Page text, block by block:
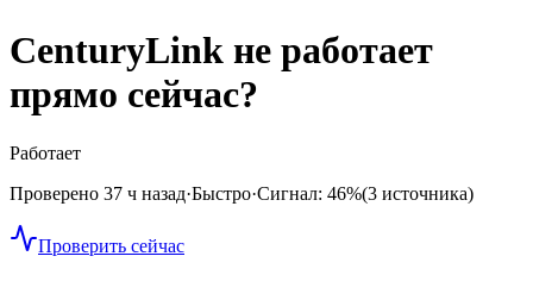
CenturyLink не работает
прямо сейчас?
Работает
Проверено 37 ч назад·Быстро·Сигнал: 46%(3 источника)
Проверить сейчас